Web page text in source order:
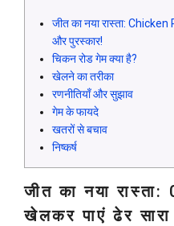
जीत का नया रास्ता: Chicken
और पुरस्कार!
चिकन रोड गेम क्या है?
खेलने का तरीका
रणनीतियाँ और सुझाव
गेम के फायदे
खतरों से बचाव
निष्कर्ष
जीत का नया रास्ता:
खेलकर पाएं ढेर